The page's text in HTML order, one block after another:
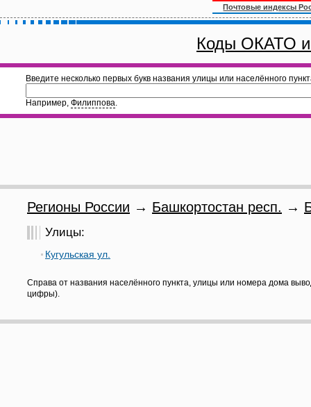
Почтовые индексы
Коды ОКАТО
Введите несколько первых букв названия улицы или населённого
Например, Филиппова.
Регионы России → Башкортостан респ. →
Улицы:
Кугульская ул.
Справа от названия населённого пункта, улицы или номера дома
цифры).